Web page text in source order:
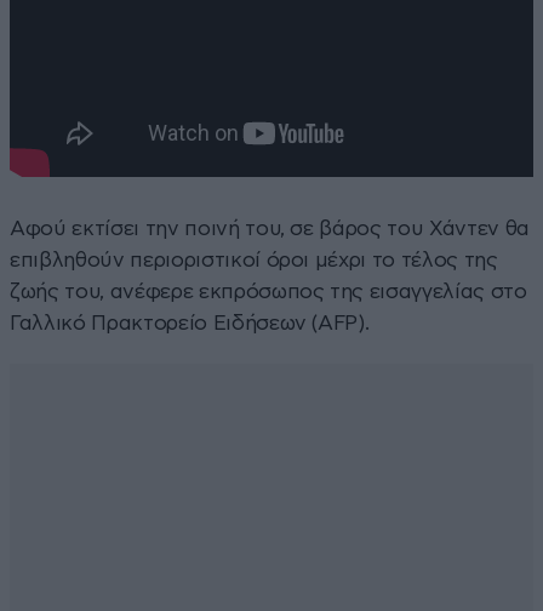
Αφού εκτίσει την ποινή του, σε βάρος του Χάντεν θα
επιβληθούν περιοριστικοί όροι μέχρι το τέλος της
ζωής του, ανέφερε εκπρόσωπος της εισαγγελίας στο
Γαλλικό Πρακτορείο Ειδήσεων (AFP).